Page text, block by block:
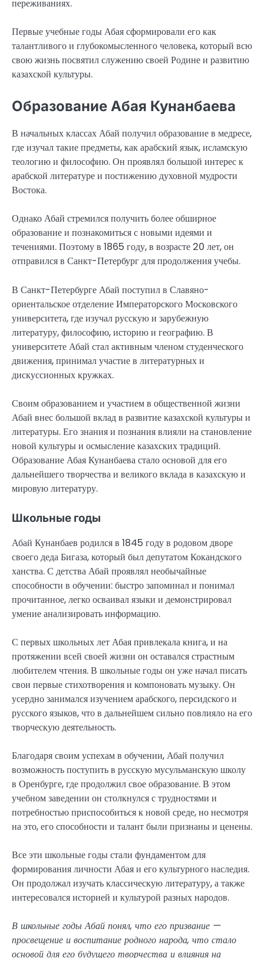
переживаниях.
Первые учебные годы Абая сформировали его как
талантливого и глубокомысленного человека, который всю
свою жизнь посвятил служению своей Родине и развитию
казахской культуры.
Образование Абая Кунанбаева
В начальных классах Абай получил образование в медресе,
где изучал такие предметы, как арабский язык, исламскую
теологию и философию. Он проявлял большой интерес к
арабской литературе и постижению духовной мудрости
Востока.
Однако Абай стремился получить более обширное
образование и познакомиться с новыми идеями и
течениями. Поэтому в 1865 году, в возрасте 20 лет, он
отправился в Санкт-Петербург для продолжения учебы.
В Санкт-Петербурге Абай поступил в Славяно-
ориентальское отделение Императорского Московского
университета, где изучал русскую и зарубежную
литературу, философию, историю и географию. В
университете Абай стал активным членом студенческого
движения, принимал участие в литературных и
дискуссионных кружках.
Своим образованием и участием в общественной жизни
Абай внес большой вклад в развитие казахской культуры и
литературы. Его знания и познания влияли на становление
новой культуры и осмысление казахских традиций.
Образование Абая Кунанбаева стало основой для его
дальнейшего творчества и великого вклада в казахскую и
мировую литературу.
Школьные годы
Абай Кунанбаев родился в 1845 году в родовом дворе
своего деда Бигаза, который был депутатом Кокандского
ханства. С детства Абай проявлял необычайные
способности в обучении: быстро запоминал и понимал
прочитанное, легко осваивал языки и демонстрировал
умение анализировать информацию.
С первых школьных лет Абая привлекала книга, и на
протяжении всей своей жизни он оставался страстным
любителем чтения. В школьные годы он уже начал писать
свои первые стихотворения и компоновать музыку. Он
усердно занимался изучением арабского, персидского и
русского языков, что в дальнейшем сильно повлияло на его
творческую деятельность.
Благодаря своим успехам в обучении, Абай получил
возможность поступить в русскую мусульманскую школу
в Оренбурге, где продолжил свое образование. В этом
учебном заведении он столкнулся с трудностями и
потребностью приспособиться к новой среде, но несмотря
на это, его способности и талант были признаны и ценены.
Все эти школьные годы стали фундаментом для
формирования личности Абая и его культурного наследия.
Он продолжал изучать классическую литературу, а также
интересовался историей и культурой разных народов.
В школьные годы Абай понял, что его призвание —
просвещение и воспитание родного народа, что стало
основой для его будущего творчества и влияния на